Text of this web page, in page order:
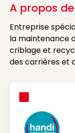
A propos
Entreprise
la maintenance
criblage et
des carrières et